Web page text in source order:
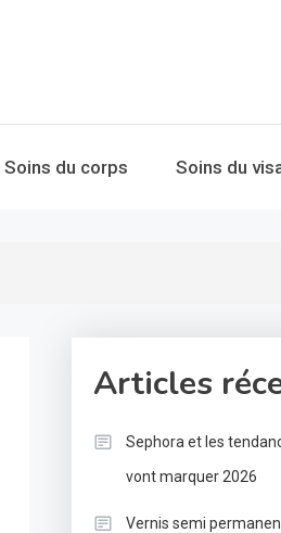
Soins du corps Soins du
Articles
Sephora et les
vont marquer 2026
Vernis semi